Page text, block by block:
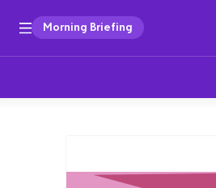
Morning Briefing